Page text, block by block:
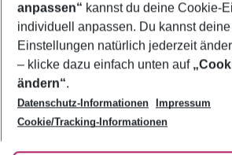
Footer
Footer navigation
Über uns
AGB
Bestpreisgarantie
Cookie-Einstellungen ändern
Cookie-Richtlinie
Agenturbetreuung
Barrierefreies Reisen
Folge uns
anpassen“ kannst du deine Cookie-
individuell anpassen. Du kannst
Einstellungen natürlich jederzeit
– klicke dazu einfach unten auf
ändern“.
Datenschutz-Informationen
Impressum
Cookie/Tracking-Informationen